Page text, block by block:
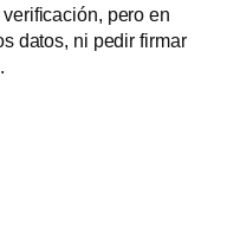
pero en
datos, ni pedir firmar